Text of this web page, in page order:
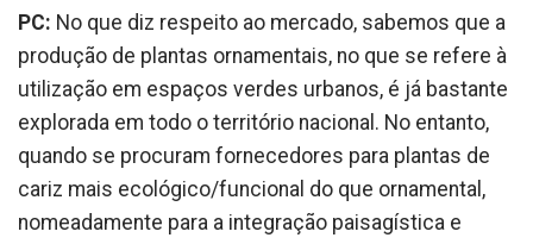
PC: No que diz respeito ao mercado, sabemos que a
produção de plantas ornamentais, no que se refere à
utilização em espaços verdes urbanos, é já bastante
explorada em todo o território nacional. No entanto,
quando se procuram fornecedores para plantas de
cariz mais ecológico/funcional do que ornamental,
nomeadamente para a integração paisagística e